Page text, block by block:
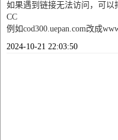
如果遇到链接无法访问，可以
CC
例如cod300.uepan.com改成
2024-10-21 22:03:50